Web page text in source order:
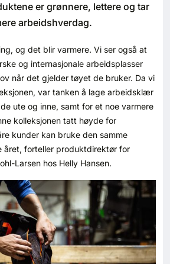
er grønnere, lettere og tar
arbeidshverdag.
og det blir varmere. Vi ser også at
og internasjonale arbeidsplasser
når det gjelder tøyet de bruker. Da vi
var tanken å lage arbeidsklær
ute og inne, samt for et noe varmere
kolleksjonen tatt høyde for
kunder kan bruke den samme
året, forteller produktdirektør for
Larsen hos Helly Hansen.